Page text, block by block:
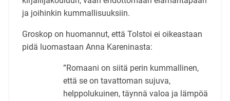
ja joihinkin kummallisuuksiin.
Groskop on huomannut, että Tolstoi ei oikeastaan
pidä luomastaan Anna Kareninasta:
”Romaani on siitä perin kummallinen,
että se on tavattoman sujuva,
helppolukuinen, täynnä valoa ja lämpöä